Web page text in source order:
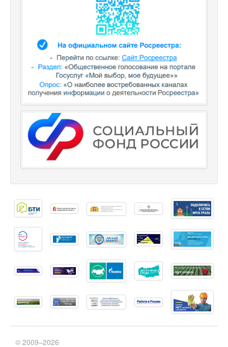
© 2009–2026